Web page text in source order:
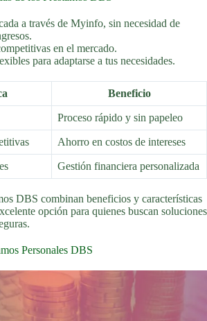
a través de Myinfo, sin necesidad de
en el mercado.
para adaptarse a tus necesidades.
Beneficio
Proceso rápido y sin papeleo
Ahorro en costos de intereses
Gestión financiera personalizada
DBS combinan beneficios y características
opción para quienes buscan soluciones
Personales DBS